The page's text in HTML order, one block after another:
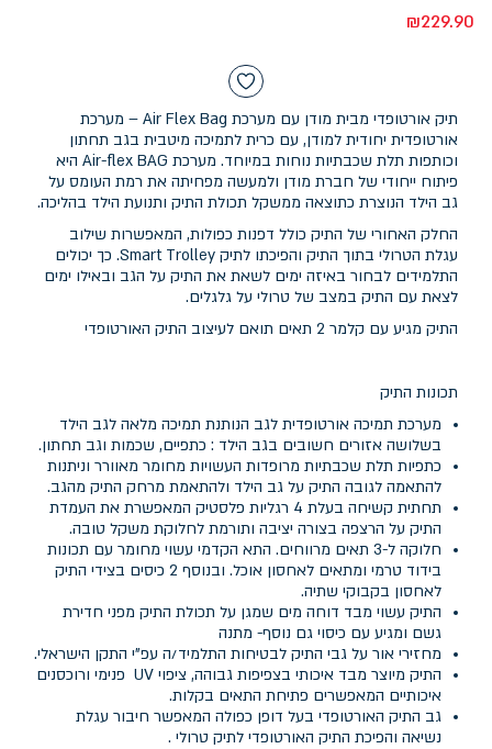
₪229.90
תיק אורטופדי מבית מודן עם מערכת Air Flex Bag – מערכת
אורטופדית יחודית למודן, עם כרית לתמיכה מיטבית בגב תחתון
וכותפות תלת שכבתיות נוחות במיוחד. מערכת Air-flex BAG היא
פיתוח ייחודי של חברת מודן ולמעשה מפחיתה את רמת העומס על
גב הילד הנוצרת כתוצאה ממשקל תכולת התיק ותנועת הילד בהליכה.
החלק האחורי של התיק כולל דפנות כפולות, המאפשרות שילוב
עגלת הטרולי בתוך התיק והפיכתו לתיק Smart Trolley. כך יכולים
התלמידים לבחור באיזה ימים לשאת את התיק על הגב ובאילו ימים
לצאת עם התיק במצב של טרולי על גלגלים.
התיק מגיע עם קלמר 2 תאים תואם לעיצוב התיק האורטופדי
תכונות התיק
מערכת תמיכה אורטופדית לגב הנותנת תמיכה מלאה לגב הילד
בשלושה אזורים חשובים בגב הילד : כתפיים, שכמות וגב תחתון.
כתפיות תלת שכבתיות מרופדות העשויות מחומר מאוורר וניתנות
להתאמה לגובה התיק על גב הילד ולהתאמת מרחק התיק מהגב.
תחתית קשיחה בעלת 4 רגליות פלסטיק המאפשרת את העמדת
התיק על הרצפה בצורה יציבה ותורמת לחלוקת משקל טובה.
חלוקה ל-3 תאים מרווחים. התא הקדמי עשוי מחומר עם תכונות
בידוד טרמי ומתאים לאחסון אוכל. ובנוסף 2 כיסים בצידי התיק
לאחסון בקבוקי שתיה.
התיק עשוי מבד דוחה מים שמגן על תכולת התיק מפני חדירת
גשם ומגיע עם כיסוי גם נוסף- מתנה
מחזירי אור על גבי התיק לבטיחות התלמיד/ה עפ"י התקן הישראלי.
התיק מיוצר מבד איכותי בצפיפות גבוהה, ציפוי UV פנימי ורוכסנים
איכותיים המאפשרים פתיחת התאים בקלות.
גב התיק האורטופדי בעל דופן כפולה המאפשר חיבור עגלת
נשיאה והפיכת התיק האורטופדי לתיק טרולי .